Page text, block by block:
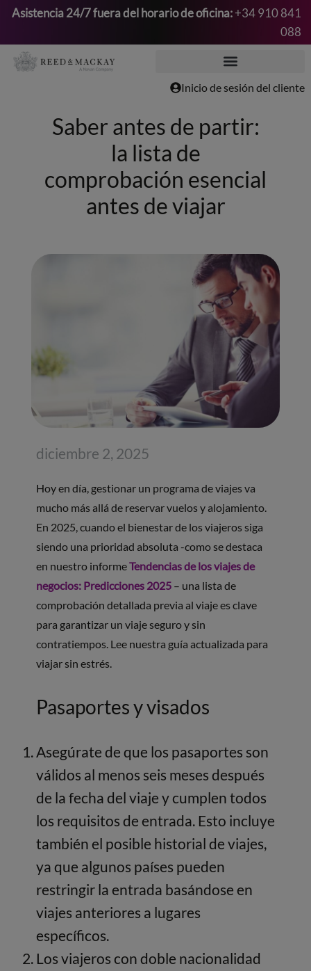
contenido
Asistencia 24/7 fuera del horario de oficina:+34 910 841
088
Inicio de sesión del cliente
Saber antes de partir:
la lista de
comprobación esencial
antes de viajar
diciembre 2, 2025
Hoy en día, gestionar un programa de viajes va
mucho más allá de reservar vuelos y alojamiento.
En 2025, cuando el bienestar de los viajeros siga
siendo una prioridad absoluta -como se destaca
en nuestro informeTendencias de los viajes de
negocios: Predicciones 2025– una lista de
comprobación detallada previa al viaje es clave
para garantizar un viaje seguro y sin
contratiempos. Lee nuestra guía actualizada para
viajar sin estrés.
Pasaportes y visados
Asegúrate de que los pasaportes son
válidos al menos seis meses después
de la fecha del viaje y cumplen todos
los requisitos de entrada. Esto incluye
también el posible historial de viajes,
ya que algunos países pueden
restringir la entrada basándose en
viajes anteriores a lugares
específicos.
Los viajeros con doble nacionalidad